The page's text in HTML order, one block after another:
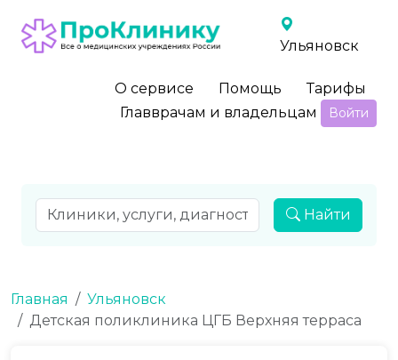
Ульяновск
О сервисе Помощь
Тарифы
Главврачам и владельцам
Войти
Найти
Главная
Ульяновск
Детская поликлиника ЦГБ Верхняя терраса